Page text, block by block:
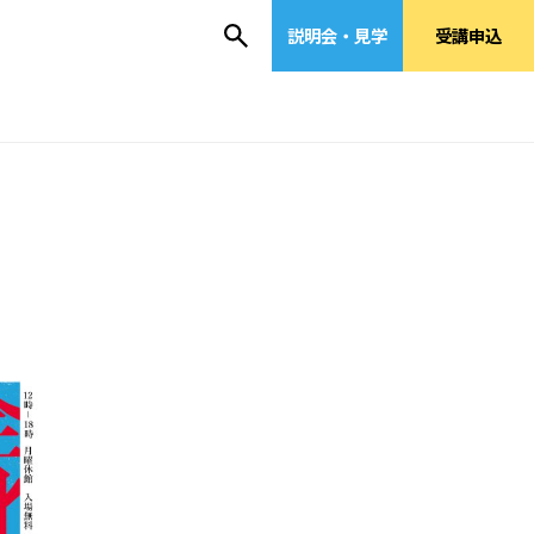
説明会・見学 受講申込